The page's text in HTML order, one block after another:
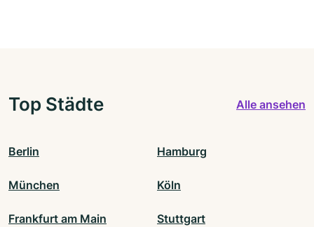
Top Städte Alle ansehen
Berlin Hamburg
München Köln
Frankfurt am Main Stuttgart